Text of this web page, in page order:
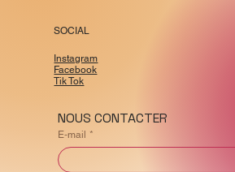
SOCIAL
Instagram
Facebook
Tik Tok
NOUS CONTACTER
E‑mail *